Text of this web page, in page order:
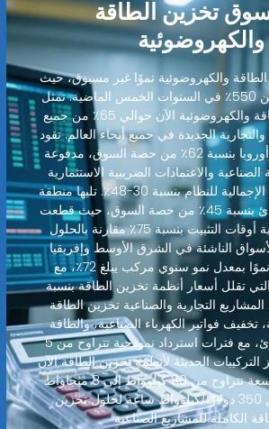
تخزين الطاقة
والكهروضوئية
والكهروضوئية نموًا غير مسبوق، حيث
زاد الطلب بأكثر من 550٪ في السنوات الخمس الماضية. تمثل
أنظمة تخزين الطاقة والكهروضوئية الآن حوالي 65٪ من جميع
والتجارية الجديدة في جميع أنحاء العالم. تقود
أمريكا الشمالية وأوروبا بنسبة 62٪ من حصة السوق، مدفوعة
والاعتمادات الضريبية الاستثمارية
التي تقلل التكاليف الإجمالية للنظام بنسبة 30-48٪. تليها منطقة
آسيا والمحيط الهادئ بنسبة 45٪ من حصة السوق، حيث قطعت
التصاميم المعيارية أوقات التثبيت بنسبة 75٪ مقارنة بالحلول
الناشئة في الشرق الأوسط وإفريقيا
أسرع المناطق نموًا بمعدل نمو سنوي مركب يبلغ 72٪، مع
التي تقلل أسعار أنظمة تخزين الطاقة بنسبة
المشاريع التجارية والصناعية تخزين الطاقة
تخفيف فواتير الكهرباء الصناعية، والطاقة
الاحتياطية للطوارئ، مع فترات استرداد نموذجية تتراوح من 5
التركيبات الحديثة لأنظمة تخزين الطاقة الآن
بأنظمة متكاملة بسعة تتراوح من 80 كيلوواط إلى 8 ميجاواط
بتكاليف أقل من 350 دولارًا/كيلوواط ساعة لحلول تخزين